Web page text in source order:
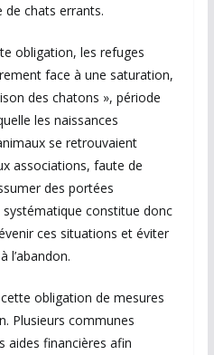
de chats errants.
obligation, les refuges
face à une saturation,
des chatons », période
les naissances
se retrouvaient
associations, faute de
des portées
constitue donc
ces situations et éviter
l’abandon.
obligation de mesures
Plusieurs communes
aides financières afin